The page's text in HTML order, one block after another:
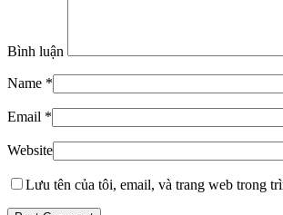
Bình luận
Name *
Email *
Website
Lưu tên của tôi, email, và trang web trong